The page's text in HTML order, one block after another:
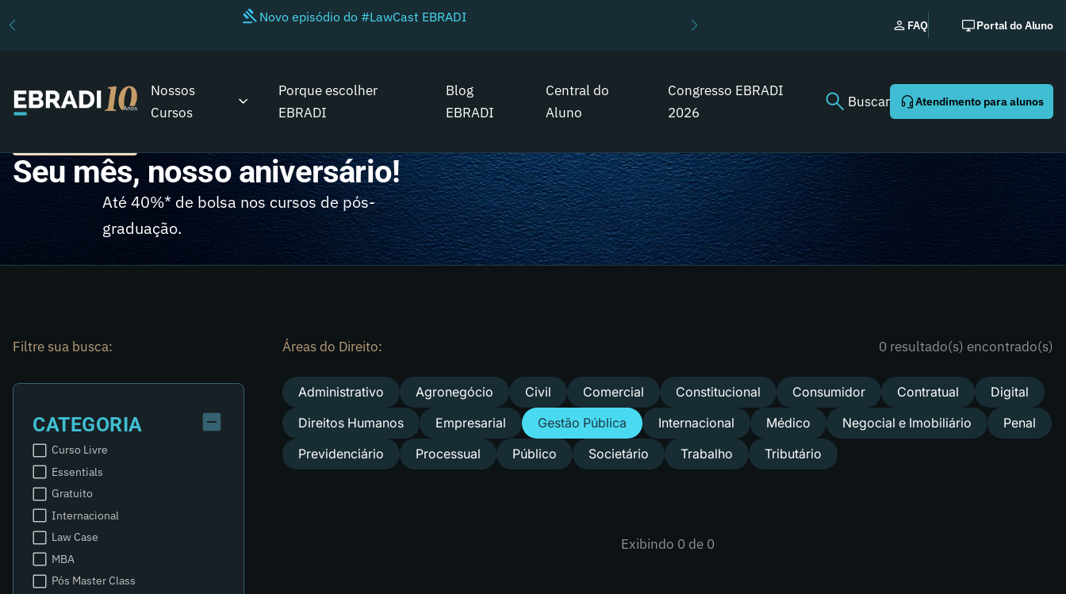
Novo episódio do #LawCast EBRADI
EBRADI | NEWS: o
Youtube agora!
FAQ Portal do Aluno
Nossos
Cursos
Porque escolher
EBRADI
Blog
EBRADI
Central do
Aluno
Congresso EBRADI
2026
Buscar Atendimento para alunos
Seu mês, nosso aniversário!
Até 40%* de bolsa nos cursos de pós-
graduação.
Filtre sua busca:
CATEGORIA
Curso Livre
Essentials
Gratuito
Internacional
Law Case
MBA
Pós Master Class
Áreas do Direito: 0 resultado(s) encontrado(s)
Administrativo Agronegócio Civil Comercial Constitucional Consumidor Contratual
Digital
Direitos Humanos
Empresarial Gestão Pública Internacional Médico Negocial e Imobiliário
Penal
Previdenciário
Processual Público Societário Trabalho Tributário
Exibindo 0 de 0